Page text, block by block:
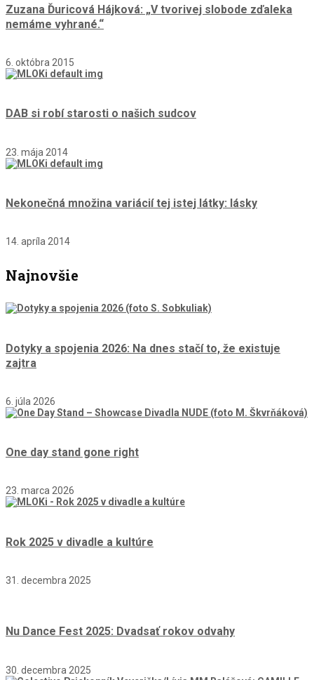
Zuzana Ďuricová Hájková: „V tvorivej slobode zďaleka
nemáme vyhrané.“
6. októbra 2015
DAB si robí starosti o našich sudcov
23. mája 2014
Nekonečná množina variácií tej istej látky: lásky
14. apríla 2014
Najnovšie
Dotyky a spojenia 2026: Na dnes stačí to, že existuje
zajtra
6. júla 2026
One day stand gone right
23. marca 2026
Rok 2025 v divadle a kultúre
31. decembra 2025
Nu Dance Fest 2025: Dvadsať rokov odvahy
30. decembra 2025